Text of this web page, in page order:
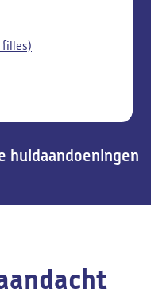
filles)
huidaandoeningen